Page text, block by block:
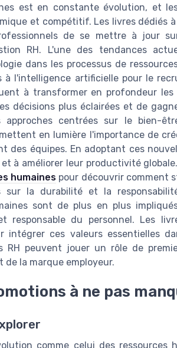
est en constante évolution, et
et compétitif. Les livres dédiés
de se mettre à jour
RH. L'une des tendances
dans les processus de
à l'intelligence artificielle pour le
à transformer en profondeur les
décisions plus éclairées et de
approches centrées sur le bien-
en lumière l'importance de
des équipes. En adoptant ces
à améliorer leur productivité
humaines pour découvrir comment
la durabilité et la
sont de plus en plus
responsable du personnel. Les
intégrer ces valeurs essentielles
RH peuvent jouer un rôle de
la marque employeur.
à ne pas
comme celui des ressources